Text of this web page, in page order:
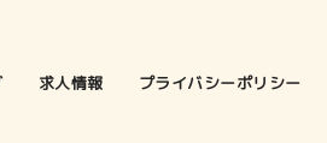
求人情報 プライバシーポリシー